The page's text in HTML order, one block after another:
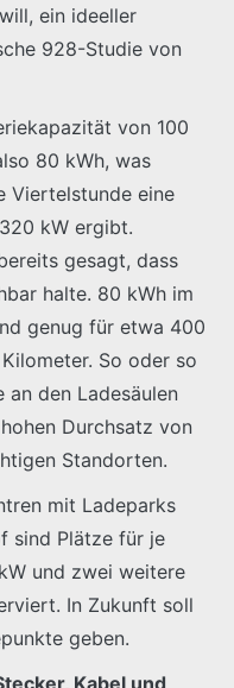
ein ideeller
928-Studie von
von 100
80 kWh, was
Viertelstunde eine
kW ergibt.
gesagt, dass
halte. 80 kWh im
genug für etwa 400
So oder so
den Ladesäulen
Durchsatz von
Standorten.
mit Ladeparks
sind Plätze für je
und zwei weitere
In Zukunft soll
geben.
Kabel und